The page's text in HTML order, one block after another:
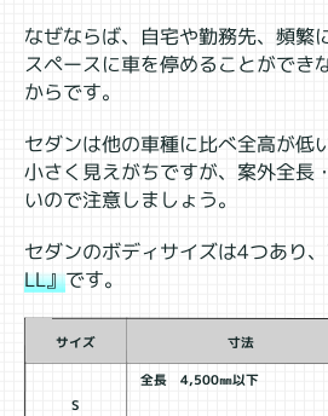
なぜならば、自宅や勤務先、頻繁
スペースに車を停めることができ
からです。
セダンは他の車種に比べ全高が低
小さく見えがちですが、案外全長
いので注意しましょう。
セダンのボディサイズは4つあり
LL』です。
サイズ 寸法
S
全長 4,500㎜以下